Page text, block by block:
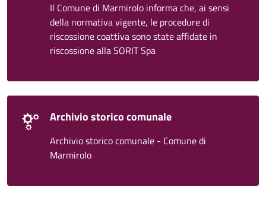
Il Comune di Marmirolo informa che, ai sensi
della normativa vigente, le procedure di
riscossione coattiva sono state affidate in
riscossione alla SORIT Spa
Archivio storico comunale
Archivio storico comunale - Comune di
Marmirolo